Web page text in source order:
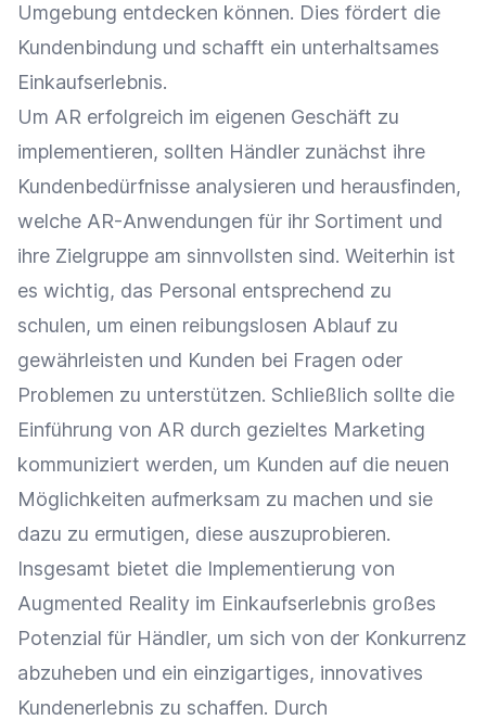
Umgebung entdecken können. Dies fördert die
Kundenbindung und schafft ein unterhaltsames
Einkaufserlebnis.
Um AR erfolgreich im eigenen Geschäft zu
implementieren, sollten Händler zunächst ihre
Kundenbedürfnisse analysieren und herausfinden,
welche AR-Anwendungen für ihr Sortiment und
ihre Zielgruppe am sinnvollsten sind. Weiterhin ist
es wichtig, das Personal entsprechend zu
schulen, um einen reibungslosen Ablauf zu
gewährleisten und Kunden bei Fragen oder
Problemen zu unterstützen. Schließlich sollte die
Einführung von AR durch gezieltes Marketing
kommuniziert werden, um Kunden auf die neuen
Möglichkeiten aufmerksam zu machen und sie
dazu zu ermutigen, diese auszuprobieren.
Insgesamt bietet die Implementierung von
Augmented Reality im Einkaufserlebnis großes
Potenzial für Händler, um sich von der Konkurrenz
abzuheben und ein einzigartiges, innovatives
Kundenerlebnis zu schaffen. Durch